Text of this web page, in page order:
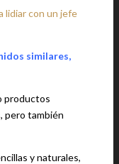
lidiar con un jefe
similares,
productos
pero también
y naturales,